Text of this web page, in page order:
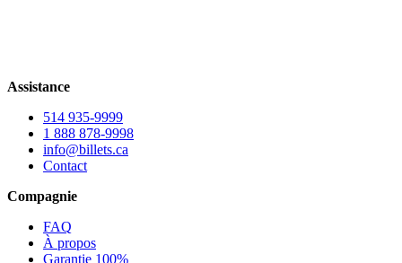
Assistance
514 935-9999
1 888 878-9998
info@billets.ca
Contact
Compagnie
FAQ
À propos
Garantie 100%